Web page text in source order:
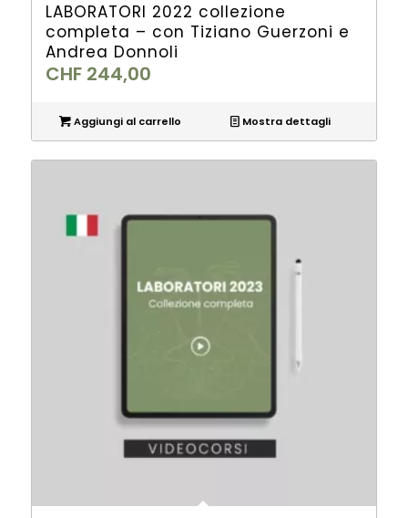
LABORATORI 2022 collezione
completa – con Tiziano Guerzoni e
Andrea Donnoli
CHF244,00
Aggiungi al carrello Mostra dettagli